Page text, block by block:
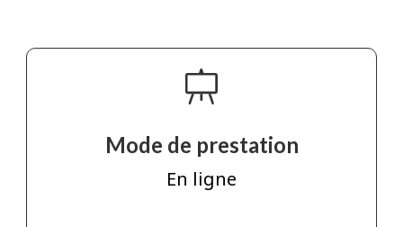
Mode de prestation
En ligne